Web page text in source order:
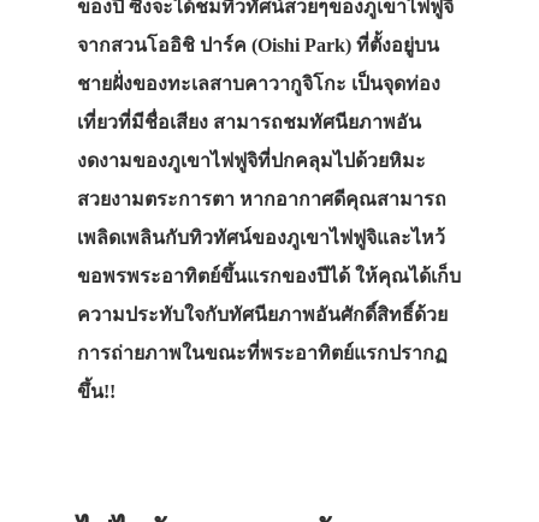
ของปี ซึ่งจะได้ชมทิวทัศน์สวยๆของภูเขาไฟฟูจิ
จากสวนโออิชิ ปาร์ค (Oishi Park) ที่ตั้งอยู่บน
ชายฝั่งของทะเลสาบคาวากูจิโกะ เป็นจุดท่อง
เที่ยวที่มีชื่อเสียง สามารถชมทัศนียภาพอัน
งดงามของภูเขาไฟฟูจิที่ปกคลุมไปด้วยหิมะ
สวยงามตระการตา หากอากาศดีคุณสามารถ
เพลิดเพลินกับทิวทัศน์ของภูเขาไฟฟูจิและไหว้
ขอพรพระอาทิตย์ขึ้นแรกของปีได้ ให้คุณได้เก็บ
ความประทับใจกับทัศนียภาพอันศักดิ์สิทธิ์ด้วย
การถ่ายภาพในขณะที่พระอาทิตย์แรกปรากฏ
ขึ้น!!